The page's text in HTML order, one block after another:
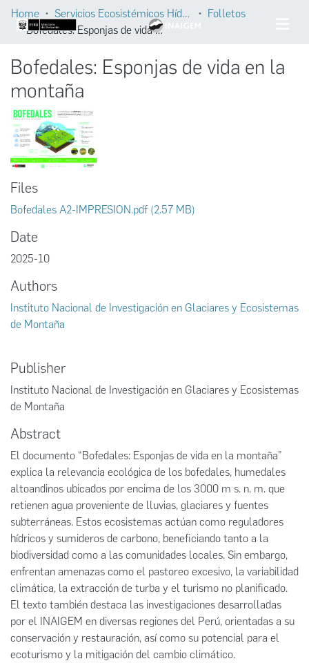
Home Servicios Ecosistémicos Hídricos
Folletos
Bofedales: Esponjas de vida en la montaña
Bofedales: Esponjas de vida en la
montaña
Files
Bofedales A2-IMPRESION.pdf (2.57 MB)
Date
2025-10
Authors
Instituto Nacional de Investigación en Glaciares y Ecosistemas
de Montaña
Publisher
Instituto Nacional de Investigación en Glaciares y Ecosistemas
de Montaña
Abstract
El documento “Bofedales: Esponjas de vida en la montaña”
explica la relevancia ecológica de los bofedales, humedales
altoandinos ubicados por encima de los 3000 m s. n. m. que
retienen agua proveniente de lluvias, glaciares y fuentes
subterráneas. Estos ecosistemas actúan como reguladores
hídricos y sumideros de carbono, beneficiando tanto a la
biodiversidad como a las comunidades locales. Sin embargo,
enfrentan amenazas como el pastoreo excesivo, la variabilidad
climática, la extracción de turba y el turismo no planificado.
El texto también destaca las investigaciones desarrolladas
por el INAIGEM en diversas regiones del Perú, orientadas a su
conservación y restauración, así como su potencial para el
ecoturismo y la mitigación del cambio climático.